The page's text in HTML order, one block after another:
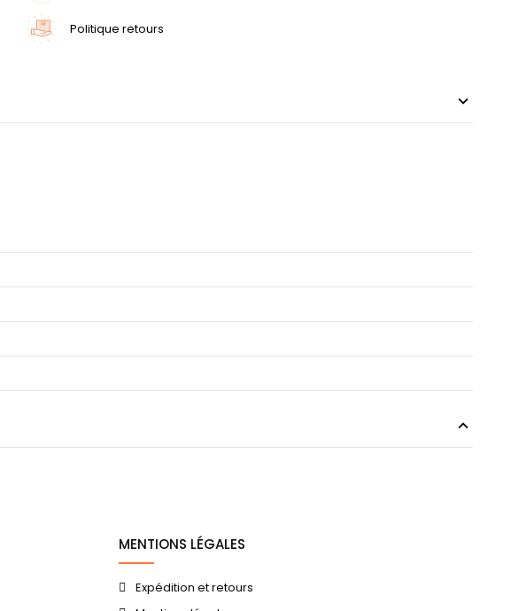
Politique retours
MENTIONS LÉGALES
Expédition et retours